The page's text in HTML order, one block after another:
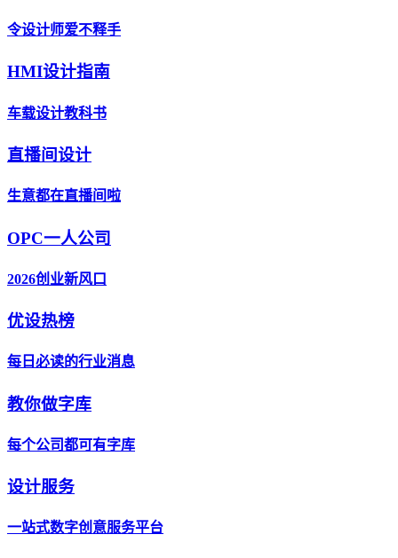
令设计师爱不释手
HMI设计指南
车载设计教科书
直播间设计
生意都在直播间啦
OPC一人公司
2026创业新风口
优设热榜
每日必读的行业消息
教你做字库
每个公司都可有字库
设计服务
一站式数字创意服务平台